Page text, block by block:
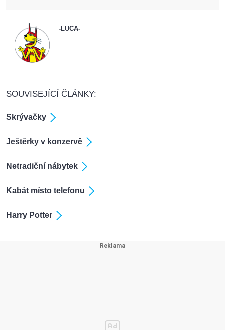
-LUCA-
SOUVISEJÍCÍ ČLÁNKY:
Skrývačky
Ještěrky v konzervě
Netradiční nábytek
Kabát místo telefonu
Harry Potter